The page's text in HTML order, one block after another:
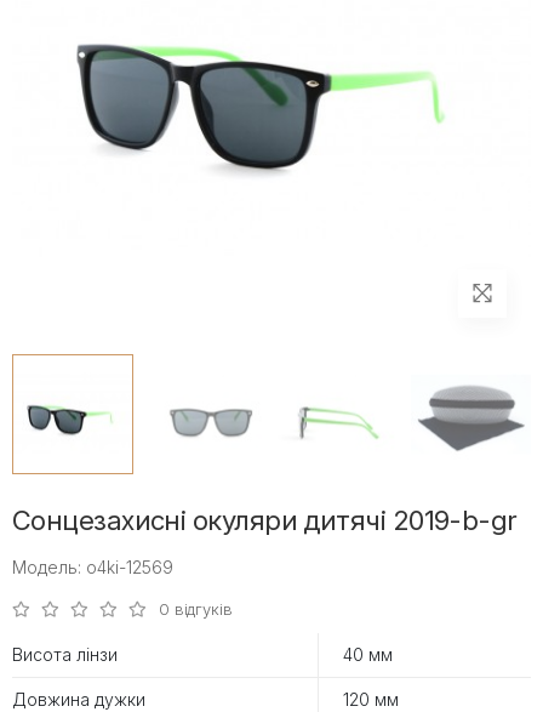
Сонцезахисні окуляри дитячі 2019-b-gr
Модель: o4ki-12569
0 відгуків
Висота лінзи 40 мм
Довжина дужки 120 мм